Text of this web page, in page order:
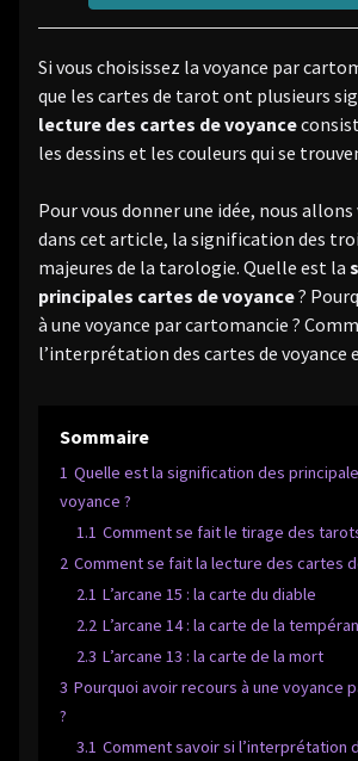
Si vous choisissez la voyance par
que les cartes de tarot ont plusieurs
lecture des cartes de voyance
les dessins et les couleurs qui se
Pour vous donner une idée, nous
dans cet article, la signification des
majeures de la tarologie. Quelle est la
principales cartes de voyance?
à une voyance par cartomancie ?
l’interprétation des cartes de voyance
Sommaire
1 Quelle est la signification des
voyance ?
1.1 Comment se fait le tirage des
2 Comment se fait la lecture des cartes
2.1 L’arcane 15 : la carte du diable
2.2 L’arcane 14 : la carte de la
2.3 L’arcane 13 : la carte de la mort
3 Pourquoi avoir recours à une voyance
?
3.1 Comment savoir si l’interprétation